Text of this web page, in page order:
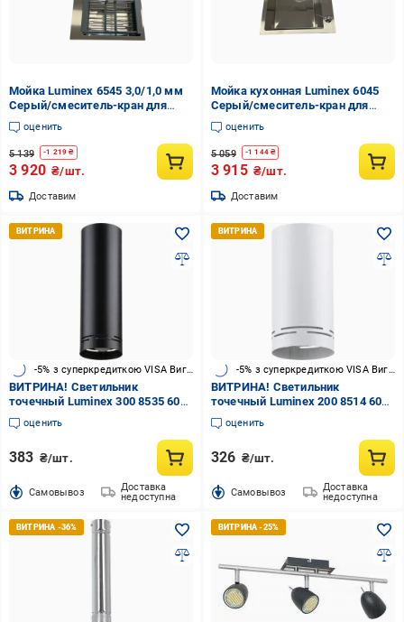
Мойка Luminex 6545 3,0/1,0 мм
Серый/смеситель-кран для
кухни Aria 015F31 с гибким
изливом Серый
оценить
5 139 -1 219 ₴
3 920 ₴/шт.
Доставим
Мойка кухонная Luminex 6045
Серый/смеситель-кран для
кухни Aria 015F31 с гибким
изливом Черный
оценить
5 059 -1 144 ₴
3 915 ₴/шт.
Доставим
-5% з суперкредиткою VISA Вигода
ВИТРИНА! Светильник
точечный Luminex 300 8535 60
Вт E27 черный Insert Round
оценить
383 ₴/шт.
Cамовывоз
Доставка
недоступна
ВИТРИНА! Светильник
точечный Luminex 200 8514 60
Вт E27 белый Insert Round
оценить
326 ₴/шт.
Cамовывоз
Доставка
недоступна